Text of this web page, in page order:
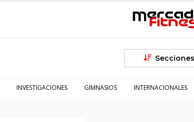
Secciones
INVESTIGACIONES GIMNASIOS INTERNACIONALES